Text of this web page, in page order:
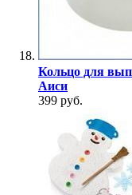
Кольцо для
Аиси
399 руб.